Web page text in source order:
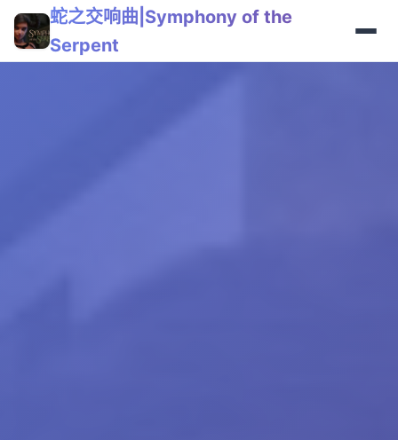
蛇之交响曲|Symphony of the
Serpent